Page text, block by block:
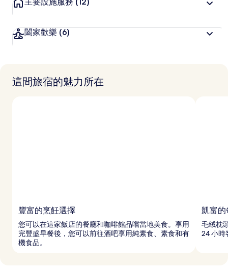
闔家歡樂 (6)
這間旅宿的魅力所在
豐富的烹飪選擇
您可以在這家飯店的餐廳和咖啡館品嚐當地美食。享用
完豐盛早餐後，您可以前往酒吧享用純素食、素食和有
機食品。
凱富的
毛絨枕
24 小時